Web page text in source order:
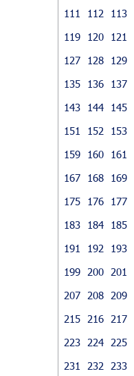
111
112 113
119
120 121
127
128 129
135
136 137
143
144 145
151
152 153
159
160 161
167
168 169
175
176 177
183
184 185
191
192 193
199
200 201
207
208 209
215
216 217
223
224 225
231
232 233